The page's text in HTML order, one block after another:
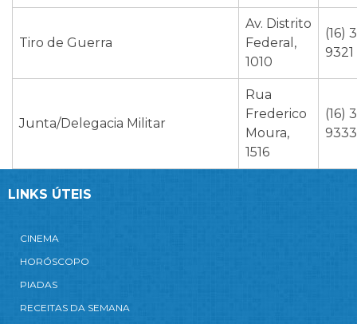
Tiro de Guerra
Av. Distrito
Federal,
1010
(16)
9321
Junta/Delegacia Militar
Rua
Frederico
Moura,
1516
(16)
9333
LINKS ÚTEIS
CINEMA
HORÓSCOPO
PIADAS
RECEITAS DA SEMANA